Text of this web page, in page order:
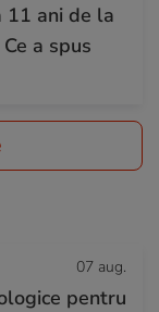
11 ani de la
a spus
07 aug.
pentru